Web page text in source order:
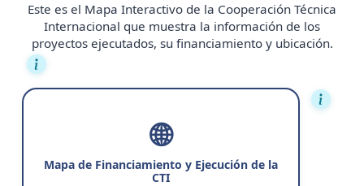
Este es el Mapa Interactivo de la Cooperación Técnica
Internacional que muestra la información de los
proyectos ejecutados, su financiamiento y ubicación.
🌐
Mapa de Financiamiento y Ejecución de la
CTI